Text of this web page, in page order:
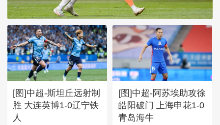
[图]中超-奥斯卡破门 云南玉
昆1-0送成都蓉城6轮不胜
[图]中超-斯坦丘远射制
胜 大连英博1-0辽宁铁
人
[图]中超-阿苏埃助攻徐
皓阳破门 上海申花1-0
青岛海牛